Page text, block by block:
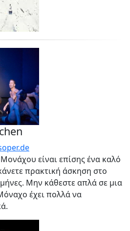
είναι επίσης ένα καλό
πρακτική άσκηση στο
Μην κάθεστε απλά σε μια
έχει πολλά να